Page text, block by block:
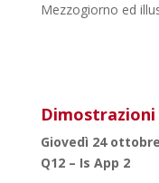
Mezzogiorno ed
Giovedì 24
Q12 – Is App 2